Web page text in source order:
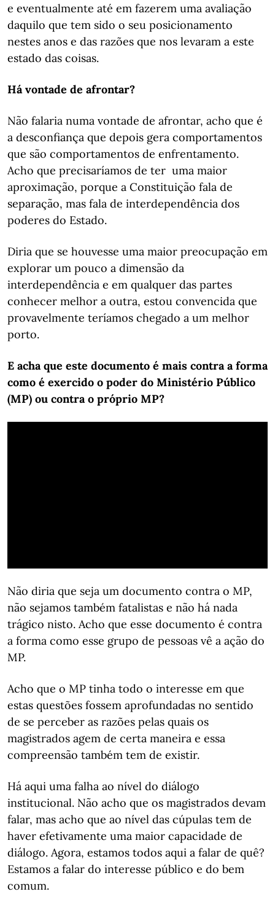
e eventualmente até em fazerem uma avaliação
daquilo que tem sido o seu posicionamento
nestes anos e das razões que nos levaram a este
estado das coisas.
Há vontade de afrontar?
Não falaria numa vontade de afrontar, acho que é
a desconfiança que depois gera comportamentos
que são comportamentos de enfrentamento.
Acho que precisaríamos de ter uma maior
aproximação, porque a Constituição fala de
separação, mas fala de interdependência dos
poderes do Estado.
Diria que se houvesse uma maior preocupação em
explorar um pouco a dimensão da
interdependência e em qualquer das partes
conhecer melhor a outra, estou convencida que
provavelmente teríamos chegado a um melhor
porto.
E acha que este documento é mais contra a forma
como é exercido o poder do Ministério Público
(MP) ou contra o próprio MP?
Não diria que seja um documento contra o MP,
não sejamos também fatalistas e não há nada
trágico nisto. Acho que esse documento é contra
a forma como esse grupo de pessoas vê a ação do
MP.
Acho que o MP tinha todo o interesse em que
estas questões fossem aprofundadas no sentido
de se perceber as razões pelas quais os
magistrados agem de certa maneira e essa
compreensão também tem de existir.
Há aqui uma falha ao nível do diálogo
institucional. Não acho que os magistrados devam
falar, mas acho que ao nível das cúpulas tem de
haver efetivamente uma maior capacidade de
diálogo. Agora, estamos todos aqui a falar de quê?
Estamos a falar do interesse público e do bem
comum.